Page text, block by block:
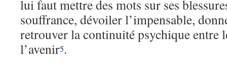
lui faut mettre des mots sur ses
souffrance, dévoiler l’impensable,
retrouver la continuité psychique entre
l’avenir5.